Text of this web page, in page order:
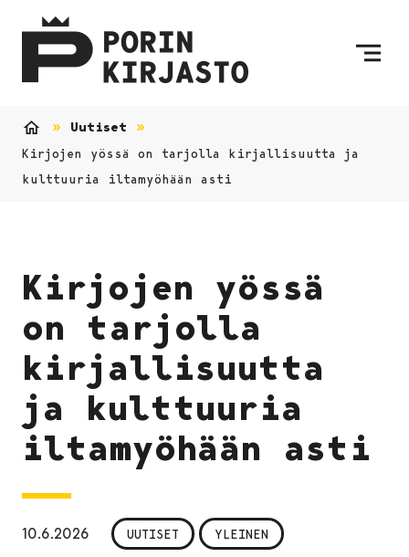
Uutiset
Kirjojen yössä on tarjolla kirjallisuutta ja
kulttuuria iltamyöhään asti
Kirjojen yössä
on tarjolla
kirjallisuutta
ja kulttuuria
iltamyöhään asti
10.6.2026 UUTISET YLEINEN